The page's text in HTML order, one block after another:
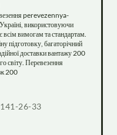
perevezennya-
використовуючи
всім вимогам та стандартам.
підготовку, багаторічний
доставки вантажу 200
світу. Перевезення
200
26-33